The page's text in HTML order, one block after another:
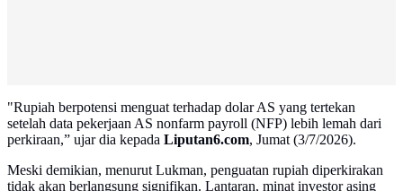
"Rupiah berpotensi menguat terhadap dolar AS yang tertekan
setelah data pekerjaan AS nonfarm payroll (NFP) lebih lemah dari
perkiraan,” ujar dia kepada Liputan6.com, Jumat (3/7/2026).
Meski demikian, menurut Lukman, penguatan rupiah diperkirakan
tidak akan berlangsung signifikan. Lantaran, minat investor asing